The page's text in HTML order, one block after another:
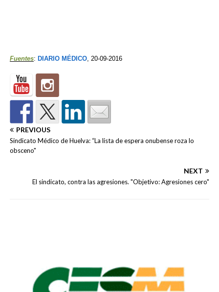
Fuentes: DIARIO MÉDICO , 20-09-2016
PREVIOUS
Sindicato Médico de Huelva: “La lista de espera onubense roza lo
obsceno"
NEXT
El sindicato, contra las agresiones. "Objetivo: Agresiones cero"